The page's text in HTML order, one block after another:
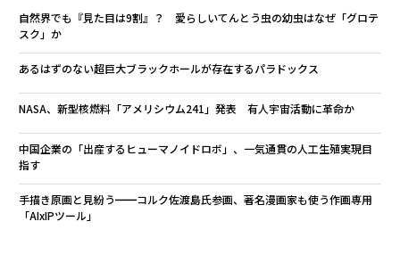
自然界でも『見た目は9割』？ 愛らしいてんとう虫の幼虫はなぜ「グロテ
スク」か
あるはずのない超巨大ブラックホールが存在するパラドックス
NASA、新型核燃料「アメリシウム241」発表 有人宇宙活動に革命か
中国企業の「出産するヒューマノイドロボ」、一気通貫の人工生殖実現目
指す
手描き原画と見紛う━━コルク佐渡島氏参画、著名漫画家も使う作画専用
「AIxIPツール」